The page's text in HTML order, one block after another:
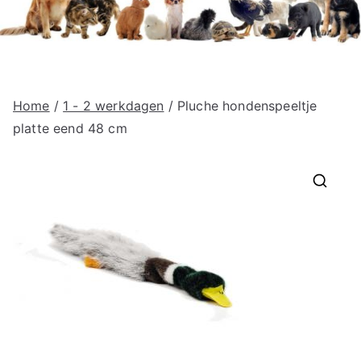
Home / 1 - 2 werkdagen / Pluche hondenspeeltje
platte eend 48 cm